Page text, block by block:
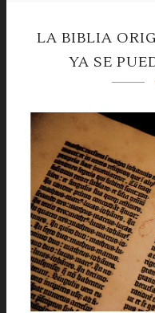
LA BIBLIA
YA SE